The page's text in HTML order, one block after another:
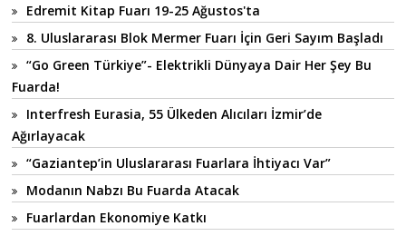
Edremit Kitap Fuarı 19-25 Ağustos'ta
8. Uluslararası Blok Mermer Fuarı İçin Geri Sayım Başladı
“Go Green Türkiye”- Elektrikli Dünyaya Dair Her Şey Bu
Fuarda!
Interfresh Eurasia, 55 Ülkeden Alıcıları İzmir’de
Ağırlayacak
“Gaziantep’in Uluslararası Fuarlara İhtiyacı Var”
Modanın Nabzı Bu Fuarda Atacak
Fuarlardan Ekonomiye Katkı